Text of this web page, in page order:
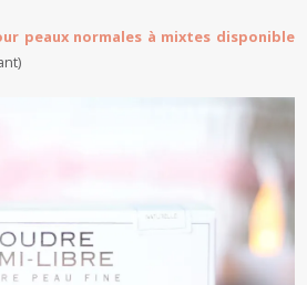
peaux normales à mixtes disponible